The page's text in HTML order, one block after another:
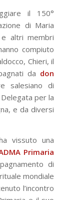
il 150°
di Maria
e altri membri
compiuto
Chieri, il
da don
salesiano di
per la
e da diversi
vissuto una
Primaria
di
mondiale
l’incontro